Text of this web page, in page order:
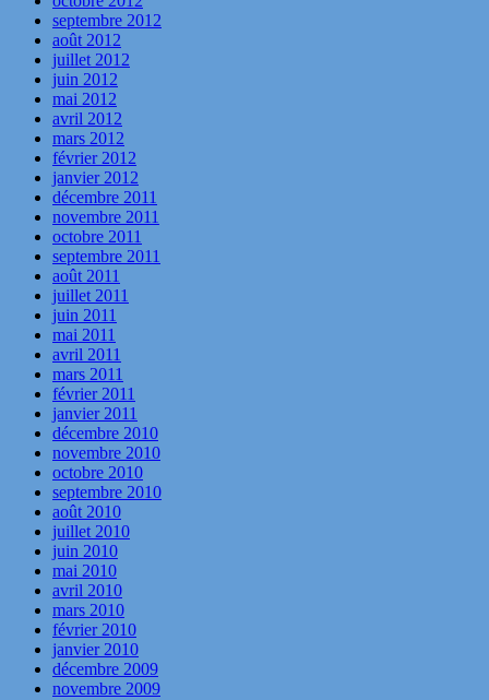
septembre 2012
août 2012
juillet 2012
juin 2012
mai 2012
avril 2012
mars 2012
février 2012
janvier 2012
décembre 2011
novembre 2011
octobre 2011
septembre 2011
août 2011
juillet 2011
juin 2011
mai 2011
avril 2011
mars 2011
février 2011
janvier 2011
décembre 2010
novembre 2010
octobre 2010
septembre 2010
août 2010
juillet 2010
juin 2010
mai 2010
avril 2010
mars 2010
février 2010
janvier 2010
décembre 2009
novembre 2009